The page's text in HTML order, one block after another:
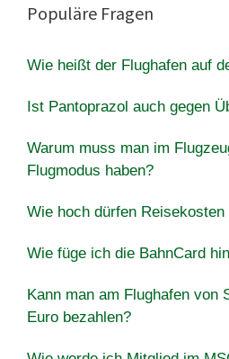
Populäre Fragen
Wie heißt der Flughafen auf
Ist Pantoprazol auch gegen
Warum muss man im
Flugmodus haben?
Wie hoch dürfen Reisekosten
Wie füge ich die BahnCard
Kann man am Flughafen von
Euro bezahlen?